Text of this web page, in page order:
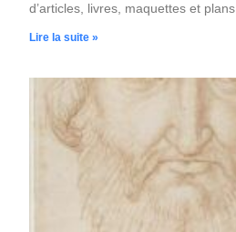
d’articles, livres, maquettes et plans
Lire la suite »